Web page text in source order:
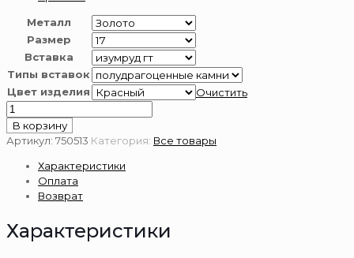
Металл
Размер
Вставка
Типы вставок
Цвет изделия
Очистить
Количество
товара
Браслет
пробы
В корзину
Артикул: 750513 Категория: Все товары
Характеристики
Оплата
Возврат
Характеристики